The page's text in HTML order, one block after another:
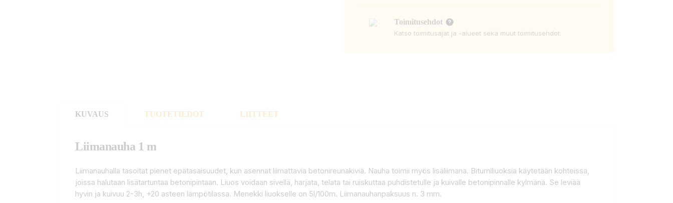
Toimitusehdot
Katso toimitusajat ja -alueet sekä muut toimitusehdot.
KUVAUS TUOTETIEDOT LIITTEET
Liimanauha 1 m
Liimanauhalla tasoitat pienet epätasaisuudet, kun asennat liimattavia betonireunakiviä. Nauha toimii myös lisäliimana. Bitumiliuoksia käytetään kohteissa,
joissa halutaan lisätartuntaa betonipintaan. Liuos voidaan sivellä, harjata, telata tai ruiskuttaa puhdistetulle ja kuivalle betonipinnalle kylmänä. Se leviää
hyvin ja kuivuu 2-3h, +20 asteen lämpötilassa. Menekki liuokselle on 5l/100m. Liimanauhanpaksuus n. 3 mm.